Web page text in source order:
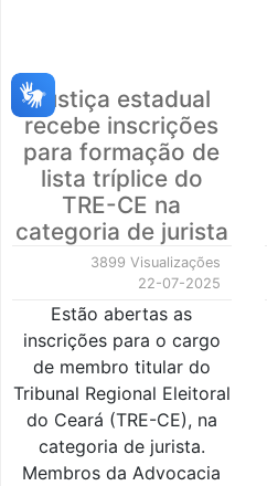
Justiça estadual
recebe inscrições
para formação de
lista tríplice do
TRE-CE na
categoria de jurista
3899 Visualizações
22-07-2025
Estão abertas as
inscrições para o cargo
de membro titular do
Tribunal Regional Eleitoral
do Ceará (TRE-CE), na
categoria de jurista.
Membros da Advocacia